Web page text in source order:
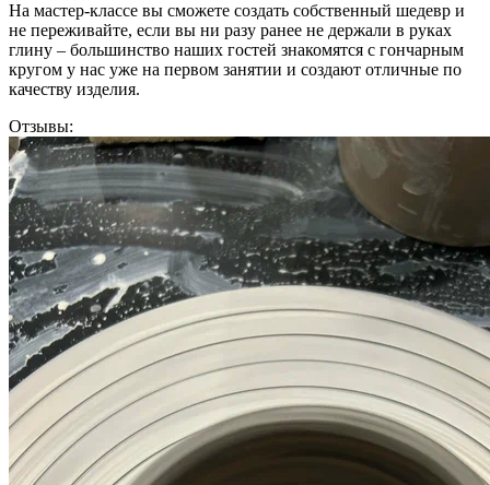
На мастер-классе вы сможете создать собственный шедевр и
не переживайте, если вы ни разу ранее не держали в руках
глину – большинство наших гостей знакомятся с гончарным
кругом у нас уже на первом занятии и создают отличные по
качеству изделия.
Отзывы: